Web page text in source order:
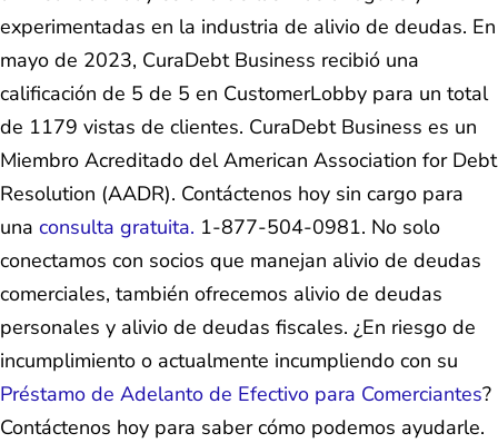
experimentadas en la industria de alivio de deudas. En
mayo de 2023, CuraDebt Business recibió una
calificación de 5 de 5 en CustomerLobby para un total
de 1179 vistas de clientes. CuraDebt Business es un
Miembro Acreditado del American Association for Debt
Resolution (AADR). Contáctenos hoy sin cargo para
una consulta gratuita. 1-877-504-0981. No solo
conectamos con socios que manejan alivio de deudas
comerciales, también ofrecemos alivio de deudas
personales y alivio de deudas fiscales. ¿En riesgo de
incumplimiento o actualmente incumpliendo con su
Préstamo de Adelanto de Efectivo para Comerciantes?
Contáctenos hoy para saber cómo podemos ayudarle.